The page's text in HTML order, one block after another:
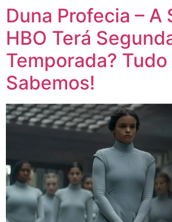
Duna Profecia – A
HBO Terá
Temporada?
Sabemos!